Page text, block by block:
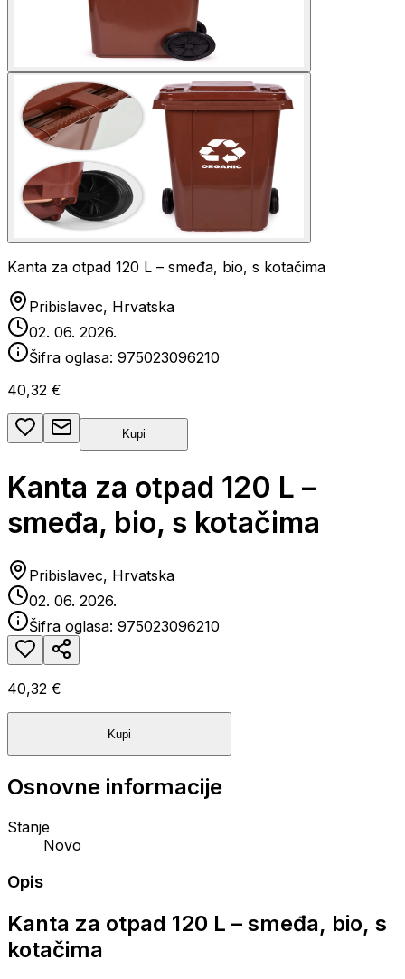
Kanta za otpad 120 L – smeđa, bio, s kotačima
Pribislavec, Hrvatska
02. 06. 2026.
Šifra oglasa: 975023096210
40,32 €
Kupi
Kanta za otpad 120 L –
smeđa, bio, s kotačima
Pribislavec, Hrvatska
02. 06. 2026.
Šifra oglasa: 975023096210
40,32 €
Kupi
Osnovne informacije
Stanje
Novo
Opis
Kanta za otpad 120 L – smeđa, bio, s
kotačima